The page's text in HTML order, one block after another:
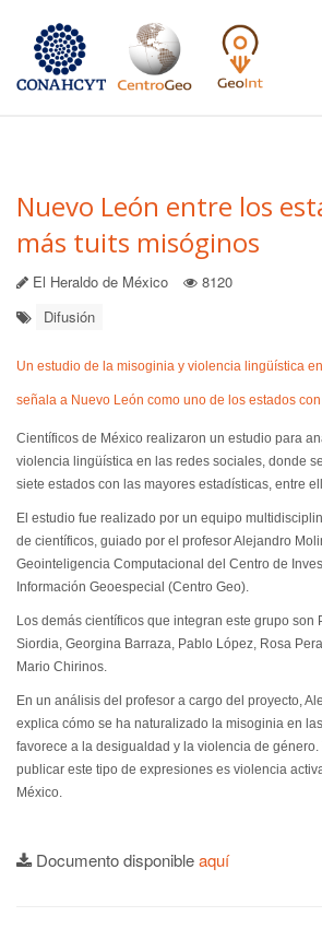
Nuevo León entre los
más tuits misóginos
El Heraldo de México
8120
Difusión
Un estudio de la misoginia y violencia lingüística
señala a Nuevo León como uno de los estados
Científicos de México realizaron un estudio para
violencia lingüística en las redes sociales, donde
siete estados con las mayores estadísticas, entre
El estudio fue realizado por un equipo
de científicos, guiado por el profesor Alejandro
Geointeligencia Computacional del Centro de
Información Geoespecial (Centro Geo).
Los demás científicos que integran este grupo son
Siordia, Georgina Barraza, Pablo López, Rosa
Mario Chirinos.
En un análisis del profesor a cargo del proyecto,
explica cómo se ha naturalizado la misoginia en
favorece a la desigualdad y la violencia de
publicar este tipo de expresiones es violencia
México.
Documento disponibleaquí